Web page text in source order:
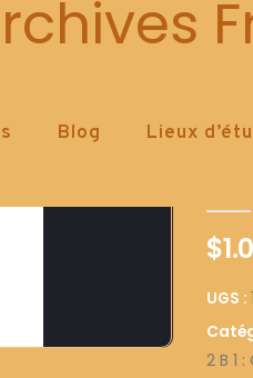
Blog Lieux
$
UGS :
2 B 1